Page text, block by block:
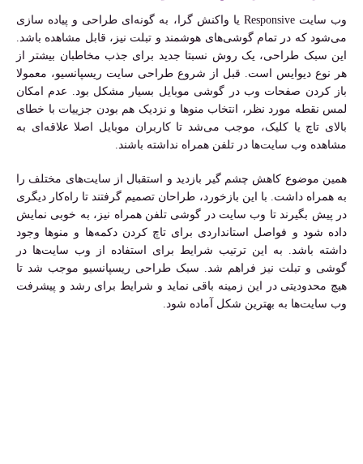
وب سایت Responsive یا واکنش گرا، به گونه‌ای طراحی و پیاده سازی
می‌شود که در تمام گوشی‌های هوشمند و تبلت نیز، قابل مشاهده باشد.
این سبک طراحی، یک روش نسبتا جدید برای جذب مخاطبان بیشتر از
هر نوع دیوایس است. قبل از شروع طراحی سایت ریسپانسیو، معمولا
باز کردن صفحات وب در گوشی موبایل بسیار مشکل بود. عدم امکان
لمس نقطه مورد نظر، انتخاب منوها و نزدیک هم بودن جزییات با خطای
بالای تاچ یا کلیک، موجب می‌شد تا کاربران موبایل اصلا علاقه‌ای به
مشاهده وب سایت‌ها در تلفن همراه نداشته باشند.
همین موضوع کاهش چشم گیر بازدید و استقبال از سایت‌های مختلف را
به همراه داشت. با این بازخورد، طراحان تصمیم گرفتند تا راه‌کار دیگری
در پیش بگیرند تا وب سایت در گوشی تلفن همراه نیز، به خوبی نمایش
داده شود و فواصل استانداردی برای تاچ کردن دکمه‌ها و منوها وجود
داشته باشد. به این ترتیب شرایط برای استفاده از وب سایت‌ها در
گوشی و تبلت نیز فراهم شد. سبک طراحی ریسپانسیو موجب شد تا
هیچ محدودیتی در این زمینه باقی نماید و شرایط برای رشد و پیشرفت
وب سایت‌ها به بهترین شکل آماده شود.